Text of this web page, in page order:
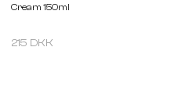
215 DKK